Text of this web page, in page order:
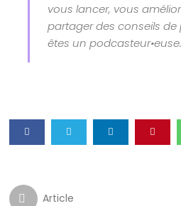
vous lancer, vous
partager des conseils de
êtes un podcasteur•euse.
Article